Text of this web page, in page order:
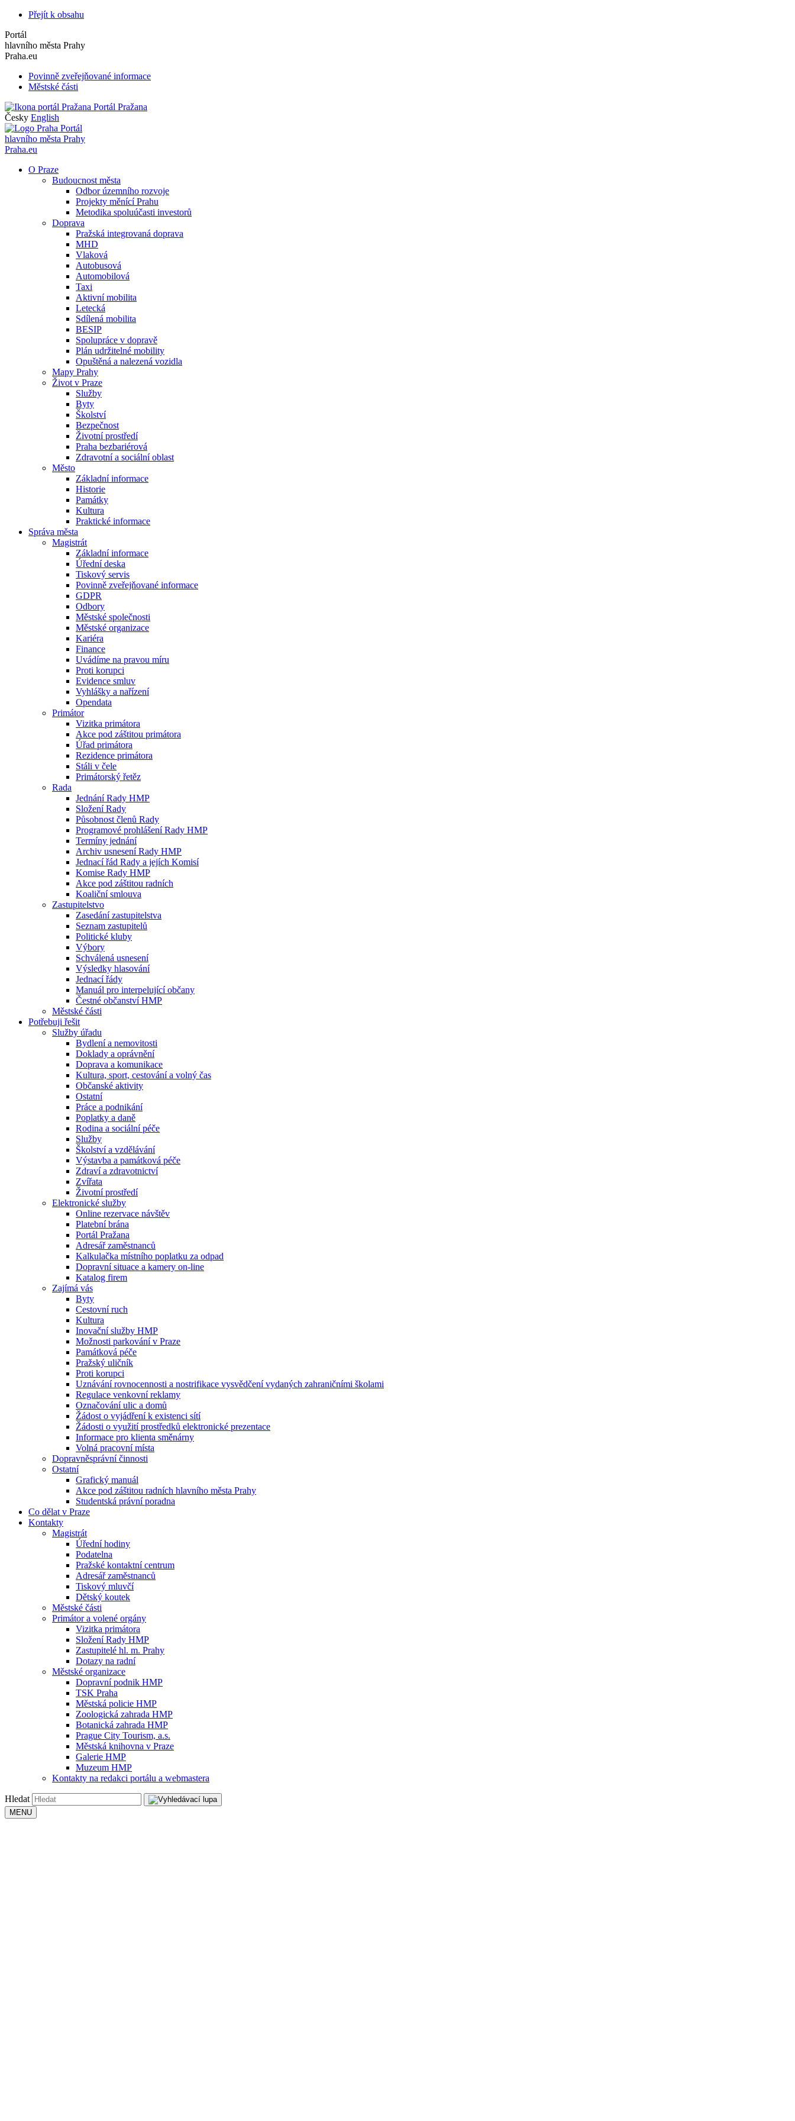
Přejít k obsahu
Portál
hlavního města Prahy
Praha.eu
Povinně zveřejňované informace
Městské části
Portál Pražana
Česky English
Portál
hlavního města Prahy
Praha.eu
O Praze
Budoucnost města
Odbor územního rozvoje
Projekty měnící Prahu
Metodika spoluúčasti investorů
Doprava
Pražská integrovaná doprava
MHD
Vlaková
Autobusová
Automobilová
Taxi
Aktivní mobilita
Letecká
Sdílená mobilita
BESIP
Spolupráce v dopravě
Plán udržitelné mobility
Opuštěná a nalezená vozidla
Mapy Prahy
Život v Praze
Služby
Byty
Školství
Bezpečnost
Životní prostředí
Praha bezbariérová
Zdravotní a sociální oblast
Město
Základní informace
Historie
Památky
Kultura
Praktické informace
Správa města
Magistrát
Základní informace
Úřední deska
Tiskový servis
Povinně zveřejňované informace
GDPR
Odbory
Městské společnosti
Městské organizace
Kariéra
Finance
Uvádíme na pravou míru
Proti korupci
Evidence smluv
Vyhlášky a nařízení
Opendata
Primátor
Vizitka primátora
Akce pod záštitou primátora
Úřad primátora
Rezidence primátora
Stáli v čele
Primátorský řetěz
Rada
Jednání Rady HMP
Složení Rady
Působnost členů Rady
Programové prohlášení Rady HMP
Termíny jednání
Archiv usnesení Rady HMP
Jednací řád Rady a jejích Komisí
Komise Rady HMP
Akce pod záštitou radních
Koaliční smlouva
Zastupitelstvo
Zasedání zastupitelstva
Seznam zastupitelů
Politické kluby
Výbory
Schválená usnesení
Výsledky hlasování
Jednací řády
Manuál pro interpelující občany
Čestné občanství HMP
Městské části
Potřebuji řešit
Služby úřadu
Bydlení a nemovitosti
Doklady a oprávnění
Doprava a komunikace
Kultura, sport, cestování a volný čas
Občanské aktivity
Ostatní
Práce a podnikání
Poplatky a daně
Rodina a sociální péče
Služby
Školství a vzdělávání
Výstavba a památková péče
Zdraví a zdravotnictví
Zvířata
Životní prostředí
Elektronické služby
Online rezervace návštěv
Platební brána
Portál Pražana
Adresář zaměstnanců
Kalkulačka místního poplatku za odpad
Dopravní situace a kamery on-line
Katalog firem
Zajímá vás
Byty
Cestovní ruch
Kultura
Inovační služby HMP
Možnosti parkování v Praze
Památková péče
Pražský uličník
Proti korupci
Uznávání rovnocennosti a nostrifikace vysvědčení vydaných zahraničními školami
Regulace venkovní reklamy
Označování ulic a domů
Žádost o vyjádření k existenci sítí
Žádosti o využití prostředků elektronické prezentace
Informace pro klienta směnárny
Volná pracovní místa
Dopravněsprávní činnosti
Ostatní
Grafický manuál
Akce pod záštitou radních hlavního města Prahy
Studentská právní poradna
Co dělat v Praze
Kontakty
Magistrát
Úřední hodiny
Podatelna
Pražské kontaktní centrum
Adresář zaměstnanců
Tiskový mluvčí
Dětský koutek
Městské části
Primátor a volené orgány
Vizitka primátora
Složení Rady HMP
Zastupitelé hl. m. Prahy
Dotazy na radní
Městské organizace
Dopravní podnik HMP
TSK Praha
Městská policie HMP
Zoologická zahrada HMP
Botanická zahrada HMP
Prague City Tourism, a.s.
Městská knihovna v Praze
Galerie HMP
Muzeum HMP
Kontakty na redakci portálu a webmastera
Hledat
MENU